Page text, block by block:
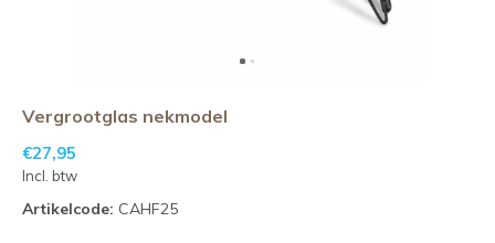
Vergrootglas nekmodel
€27,95
Incl. btw
Artikelcode: CAHF25